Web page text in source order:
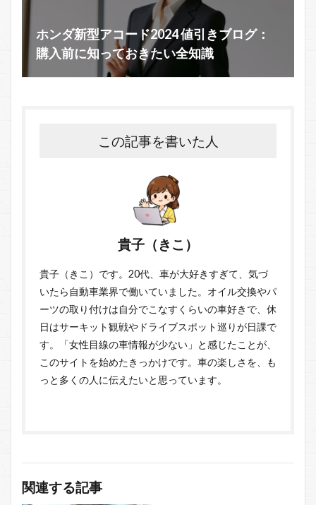
ホンダ新型アコード2024 値引きブログ：
購入前に知っておきたい全知識
この記事を書いた人
貴子（きこ）
貴子（きこ）です。20代、車が大好きすぎて、気づ
いたら自動車業界で働いていました。オイル交換やパ
ーツの取り付けは自分でこなすくらいの車好きで、休
日はサーキット観戦やドライブスポット巡りが日課で
す。「女性目線の車情報が少ない」と感じたことが、
このサイトを始めたきっかけです。車の楽しさを、も
っと多くの人に伝えたいと思っています。
関連する記事